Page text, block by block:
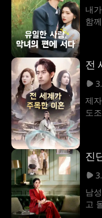
내
함
전
제
도
진
남
고